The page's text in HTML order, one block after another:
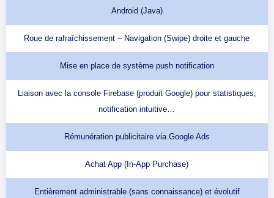
Android (Java)
Roue de rafraîchissement – Navigation (Swipe) droite et gauche
Mise en place de système push notification
Liaison avec la console Firebase (produit Google) pour statistiques,
notification intuitive…
Rémunération publicitaire via Google Ads
Achat App (In-App Purchase)
Entièrement administrable (sans connaissance) et évolutif